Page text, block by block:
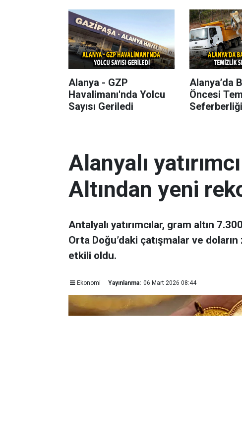
Alanya - GZP
Havalimanı'nda Yolcu
Sayısı Geriledi
Alanya’da
Öncesi
Seferberliği
Alanyalı
Altından yeni
Antalyalı yatırımcılar, gram altın
Orta Doğu’daki çatışmalar ve
etkili oldu.
Ekonomi Yayınlanma: 06 Mart 2026 08:44